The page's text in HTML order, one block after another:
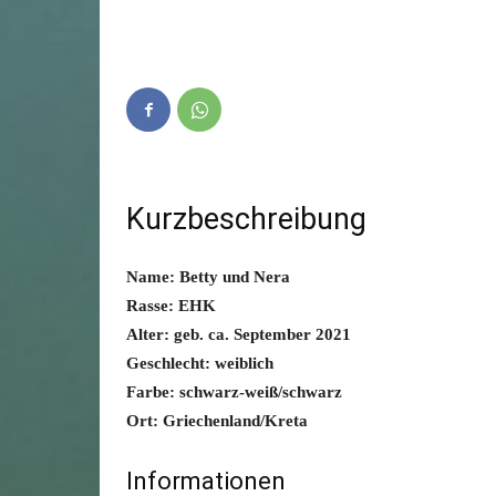
Kurzbeschreibung
Name: Betty und Nera
Rasse: EHK
Alter: geb. ca. September 2021
Geschlecht: weiblich
Farbe: schwarz-weiß/schwarz
Ort: Griechenland/Kreta
Informationen